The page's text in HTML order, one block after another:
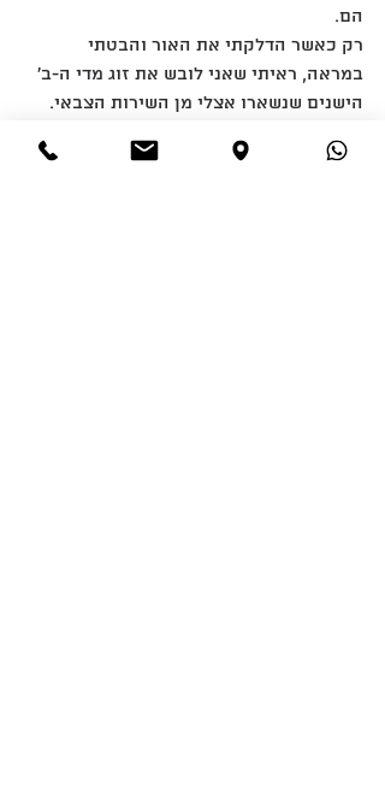
הם.
רק כאשר הדלקתי את האור והבטתי
במראה, ראיתי שאני לובש את זוג מדי ה-ב'
הישנים שנשארו אצלי מן השירות הצבאי.